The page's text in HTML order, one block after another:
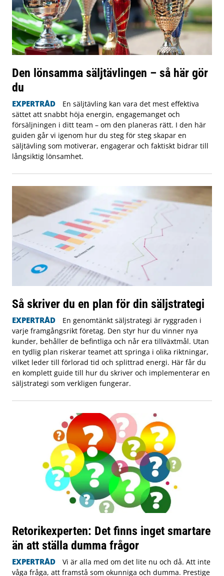
Den lönsamma säljtävlingen – så här gör
du
EXPERTRÅD
En säljtävling kan vara det mest effektiva
sättet att snabbt höja energin, engagemanget och
försäljningen i ditt team – om den planeras rätt. I den här
guiden går vi igenom hur du steg för steg skapar en
säljtävling som motiverar, engagerar och faktiskt bidrar till
långsiktig lönsamhet.
Så skriver du en plan för din säljstrategi
EXPERTRÅD
En genomtänkt säljstrategi är ryggraden i
varje framgångsrikt företag. Den styr hur du vinner nya
kunder, behåller de befintliga och når era tillväxtmål. Utan
en tydlig plan riskerar teamet att springa i olika riktningar,
vilket leder till förlorad tid och splittrad energi. Här får du
en komplett guide till hur du skriver och implementerar en
säljstrategi som verkligen fungerar.
Retorikexperten: Det finns inget smartare
än att ställa dumma frågor
EXPERTRÅD
Vi är alla med om det lite nu och då. Att inte
våga fråga, att framstå som okunniga och dumma. Prestige